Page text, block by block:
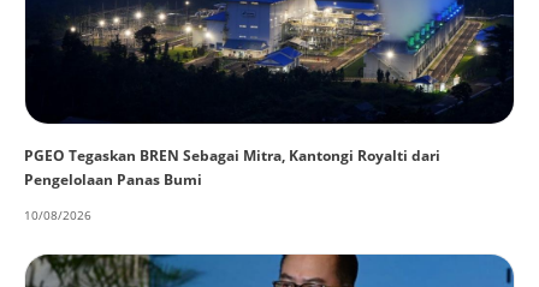
PGEO Tegaskan BREN Sebagai Mitra, Kantongi Royalti dari
Pengelolaan Panas Bumi
10/08/2026